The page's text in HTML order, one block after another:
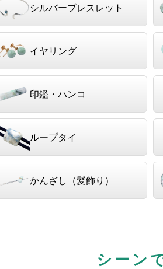
シルバーブレスレット
イヤリング
印鑑・ハンコ
ループタイ
かんざし（髪飾り）
シーン